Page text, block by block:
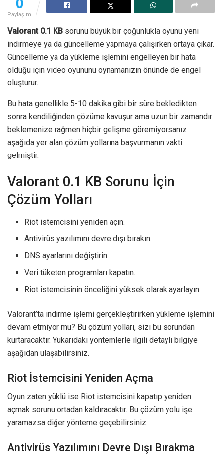
0
Paylaşım
Valorant 0.1 KB sorunu büyük bir çoğunlukla oyunu yeni
indirmeye ya da güncelleme yapmaya çalışırken ortaya çıkar.
Güncelleme ya da yükleme işlemini engelleyen bir hata
olduğu için video oyununu oynamanızın önünde de engel
oluşturur.
Bu hata genellikle 5-10 dakika gibi bir süre bekledikten
sonra kendiliğinden çözüme kavuşur ama uzun bir zamandır
beklemenize rağmen hiçbir gelişme göremiyorsanız
aşağıda yer alan çözüm yollarına başvurmanın vakti
gelmiştir.
Valorant 0.1 KB Sorunu İçin
Çözüm Yolları
Riot istemcisini yeniden açın.
Antivirüs yazılımını devre dışı bırakın.
DNS ayarlarını değiştirin.
Veri tüketen programları kapatın.
Riot istemcisinin önceliğini yüksek olarak ayarlayın.
Valorant’ta indirme işlemi gerçekleştirirken yükleme işlemini
devam etmiyor mu? Bu çözüm yolları, sizi bu sorundan
kurtaracaktır. Yukarıdaki yöntemlerle ilgili detaylı bilgiye
aşağıdan ulaşabilirsiniz.
Riot İstemcisini Yeniden Açma
Oyun zaten yüklü ise Riot istemcisini kapatıp yeniden
açmak sorunu ortadan kaldıracaktır. Bu çözüm yolu işe
yaramazsa diğer yönteme geçebilirsiniz.
Antivirüs Yazılımını Devre Dışı Bırakma